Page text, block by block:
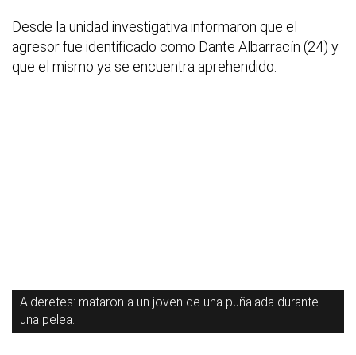
Desde la unidad investigativa informaron que el
agresor fue identificado como Dante Albarracín (24) y
que el mismo ya se encuentra aprehendido.
Alderetes: mataron a un joven de una puñalada durante
una pelea.